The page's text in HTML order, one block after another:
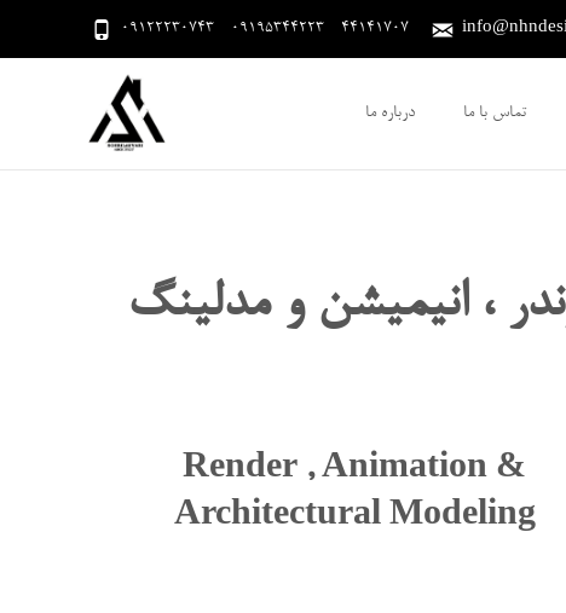
09122230743 - 09195344223 - 44141707
تماس با ما درباره ما
، انیمیشن و مدلینگ
Render , Animation &
Architectural Modeling